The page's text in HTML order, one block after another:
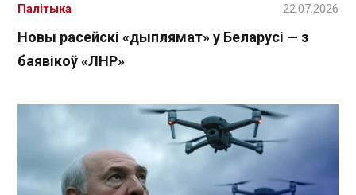
Новы расейскі «дыплямат» у Беларусі — з
баявікоў «ЛНР»
Палітыка 22.07.2026